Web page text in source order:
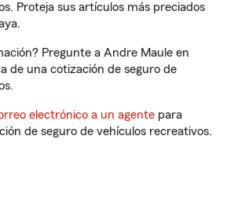
Proteja sus artículos más preciados
Pregunte a Andre Maule en
de una cotización de seguro de
electrónico a un agente para
de seguro de vehículos recreativos.